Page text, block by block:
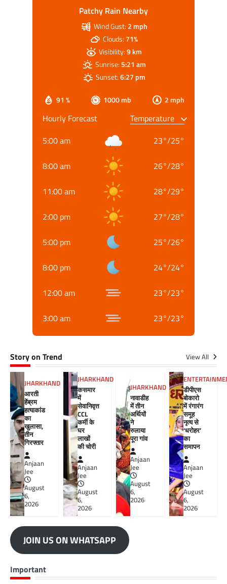
Patchy Rain Nearby
91 % 1000 mb 2 mph
Wind Gust: 2 mph
Clouds:71%
Visibility:9 km
Sunrise:5:21 am
Sunset:6:27 pm
Hourly Forecast
5:00 am
23°/25°
8:00 am 26°/28°
11:00 am 28°/29°
2:00 pm 27°/28°
5:00 pm 25°/26°
8:00 pm 24°/24°
12:00 am 23°/23°
3:00 am 23°/23°
Story on Trend View All
JHARKHAND
आरती
हेंब्रम
हत्याकांड
का
खुलासा,
तीन
गिरफ्तार
Anjaan
Jee
August
6,
2026
JHARKHAND
कसमार
में
सेवानिवृत्त
CCL
कर्मी के
घर
लाखों
की चोरी
Anjaan
Jee
August
6,
2026
JHARKHAND
नावाडीह
में तीन
अर्थियों
ने
रुलाया
पूरा गांव
Anjaan
Jee
August
6,
2026
डीपीएस
बोकारो
में रंगारंग
समूह
नृत्य से
‘धरोहर’
का
समापन
Anjaan
Jee
August
6,
2026
JOIN US ON WHATSAPP
Important